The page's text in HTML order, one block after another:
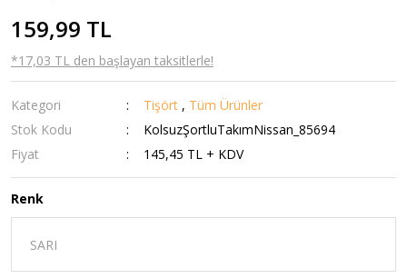
159,99 TL
*17,03 TL den başlayan taksitlerle!
Kategori Tişört , Tüm Ürünler
Stok Kodu
KolsuzŞortluTakımNissan_85694
Fiyat
145,45 TL + KDV
Renk